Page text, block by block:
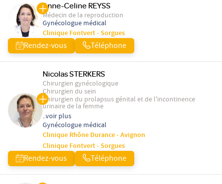
Anne-Celine REYSS
Médecin de la reproduction
Gynécologue médical
Clinique Fontvert - Sorgues
Rendez-vous Téléphone
Nicolas STERKERS
Chirurgien gynécologique
Chirurgien du sein
Chirurgien du prolapsus génital et de l'incontinence
urinaire de la femme
..voir plus
Gynécologue médical
Clinique Rhône Durance - Avignon
Clinique Fontvert - Sorgues
Rendez-vous Téléphone